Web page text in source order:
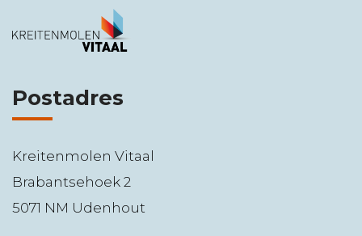
Postadres
Kreitenmolen Vitaal
Brabantsehoek 2
5071 NM Udenhout